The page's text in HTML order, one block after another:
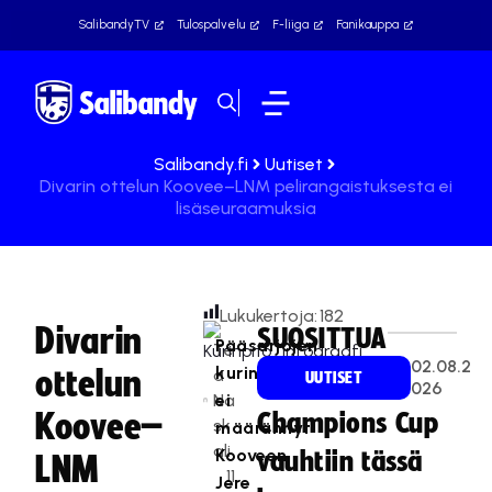
SalibandyTV Tulospalvelu F-liiga Fanikauppa
Salibandy.fi
Uutiset
Divarin ottelun Koovee–LNM pelirangaistuksesta ei
lisäseuraamuksia
Divarin
ottelun
Koovee–
LNM
Te
a
Na
sk
ali
11
Lukukertoja:182
Pääsarjojen
kurinpitäjä
ei
määrännyt
Kooveen
Jere
SUOSITTUA
UUTISET
02.08.2
026
Champions Cup
vauhtiin tässä